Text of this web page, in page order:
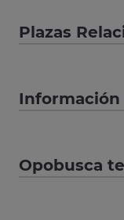
Plazas
Información
Opobusca